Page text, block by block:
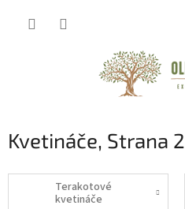
Kvetináče, Strana 2
Terakotové
kvetináče